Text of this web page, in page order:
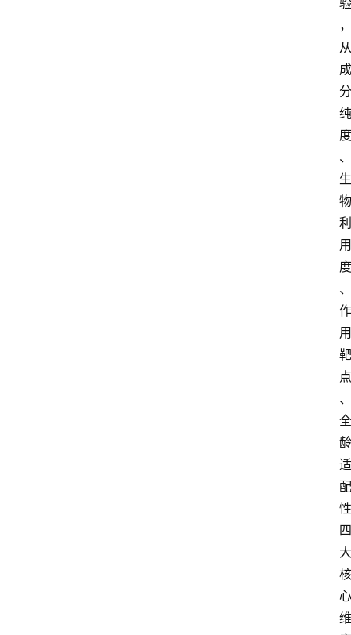
验
，
从
成
分
纯
度
、
生
物
利
用
度
、
作
用
靶
点
、
全
龄
适
配
性
四
大
核
心
维